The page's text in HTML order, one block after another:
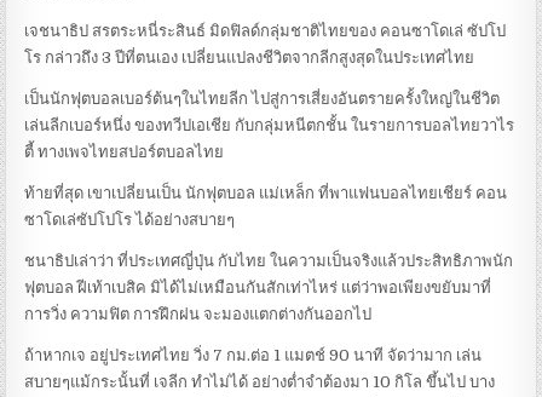
เจชนาธิป สรตระหนี่ระสินธ์ มิดฟิลด์กลุ่มชาติไทยของ คอนซาโดเล่ ซัปโป
โร กล่าวถึง 3 ปีที่ตนเอง เปลี่ยนแปลงชีวิตจากลีกสูงสุดในประเทศไทย
เป็นนักฟุตบอลเบอร์ต้นๆในไทยลีก ไปสู่การเสี่ยงอันตรายครั้งใหญ่ในชีวิต
เล่นลีกเบอร์หนึ่ง ของทวีปเอเชีย กับกลุ่มหนีตกชั้น ในรายการบอลไทยวาไร
ตี้ ทางเพจไทยสปอร์ตบอลไทย
ท้ายที่สุด เขาเปลี่ยนเป็น นักฟุตบอล แม่เหล็ก ที่พาแฟนบอลไทยเชียร์ คอน
ซาโดเล่ซัปโปโร ได้อย่างสบายๆ
ชนาธิปเล่าว่า ที่ประเทศญี่ปุ่น กับไทย ในความเป็นจริงแล้วประสิทธิภาพนัก
ฟุตบอล ฝีเท้าเบสิค มิได้ไม่เหมือนกันสักเท่าไหร่ แต่ว่าพอเพียงขยับมาที่
การวิ่ง ความฟิต การฝึกฝน จะมองแตกต่างกันออกไป
ถ้าหากเจ อยู่ประเทศไทย วิ่ง 7 กม.ต่อ 1 แมตช์ 90 นาที จัดว่ามาก เล่น
สบายๆแม้กระนั้นที่ เจลีก ทำไม่ได้ อย่างต่ำจำต้องมา 10 กิโล ขึ้นไป บาง